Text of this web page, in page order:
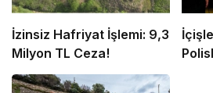
İzinsiz Hafriyat İşlemi: 9,3
Milyon TL Ceza!